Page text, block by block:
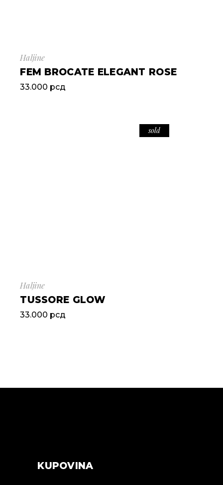
Haljine
FEM BROCATE ELEGANT ROSE
33.000 рсд
sold
Haljine
TUSSORE GLOW
33.000 рсд
KUPOVINA